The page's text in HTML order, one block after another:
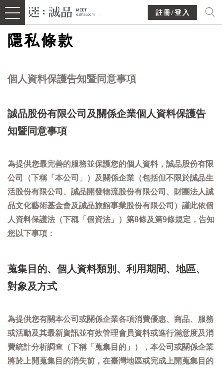
註冊/登入
隱私條款
個人資料保護告知暨同意事項
誠品股份有限公司及關係企業個人資料保護告
知暨同意事項
為提供您最完善的服務並保護您的個人資料，誠品股份有限
公司（下稱「本公司」）及關係企業（包括但不限於誠品生
活股份有限公司、誠品開發物流股份有限公司、財團法人誠
品文化藝術基金會及誠品旅館事業股份有限公司）謹此依個
人資料保護法（下稱「個資法」）第8條及第9條規定，告知
您以下事項：
蒐集目的、個人資料類別、利用期間、地區、
對象及方式
為提供您有關本公司或關係企業各項消費優惠、商品、服務
或活動及其最新資訊並有效管理會員資料或進行滿意度及消
費統計分析調查（下稱「蒐集目的」），本公司或關係企業
將於上開蒐集目的消失前，在臺灣地區或完成上開蒐集目的